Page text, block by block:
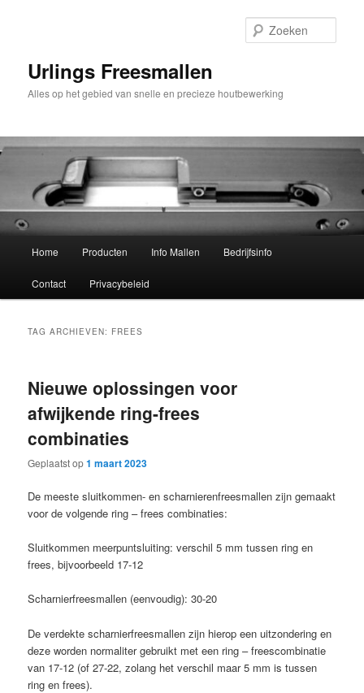
inhoud
inhoudUrlings Freesmallen
Alles op het gebied van snelle en precieze houtbewerking
Home Producten Info Mallen Bedrijfsinfo
Contact Privacybeleid
TAG ARCHIEVEN: FREES
Nieuwe oplossingen voor
afwijkende ring-frees
combinaties
Geplaatst op1 maart 2023
De meeste sluitkommen- en scharnierenfreesmallen zijn gemaakt
voor de volgende ring – frees combinaties:
Sluitkommen meerpuntsluiting: verschil 5 mm tussen ring en
frees, bijvoorbeeld 17-12
Scharnierfreesmallen (eenvoudig): 30-20
De verdekte scharnierfreesmallen zijn hierop een uitzondering en
deze worden normaliter gebruikt met een ring – freescombinatie
van 17-12 (of 27-22, zolang het verschil maar 5 mm is tussen
ring en frees).